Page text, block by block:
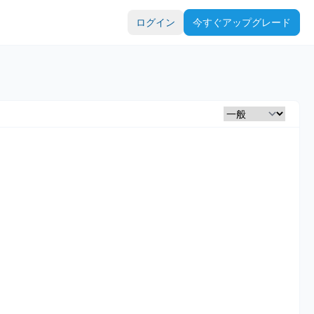
ログイン 今すぐアップグレード